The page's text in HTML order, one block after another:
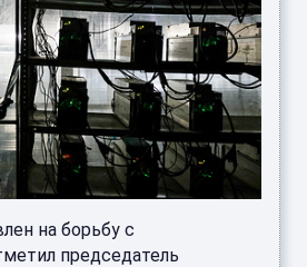
на борьбу с
председатель